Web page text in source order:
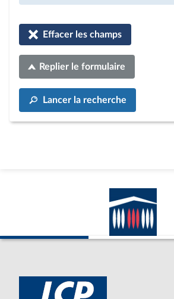
Effacer les champs
Replier le formulaire
Lancer la recherche